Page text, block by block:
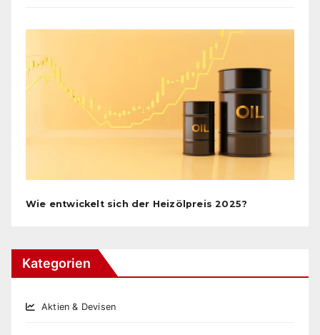
Wie entwickelt sich der Heizölpreis 2025?
Kategorien
Aktien & Devisen